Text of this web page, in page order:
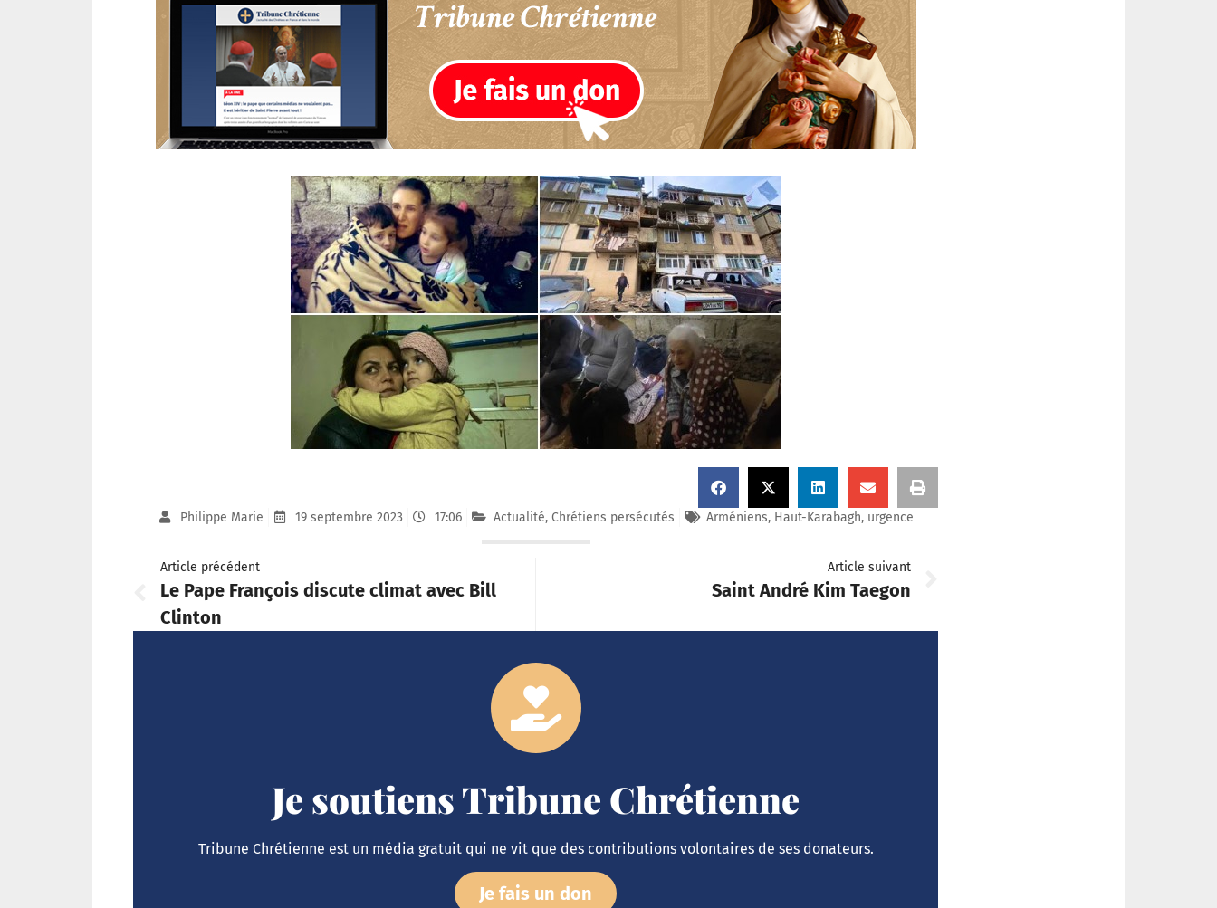
Philippe Marie 19 septembre 2023 17:06 Actualité, Chrétiens persécutés Arméniens, Haut-Karabagh, urgence
Article précédent
Le Pape François discute climat avec Bill
Clinton
Article suivant
Saint André Kim Taegon
Je soutiens Tribune Chrétienne
Tribune Chrétienne est un média gratuit qui ne vit que des contributions volontaires de ses donateurs.
Je fais un don